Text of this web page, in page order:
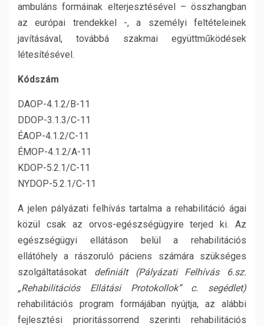
ambuláns formáinak elterjesztésével – összhangban
az európai trendekkel -, a személyi feltételeinek
javításával, továbbá szakmai együttműködések
létesítésével.
Kódszám
DAOP-4.1.2/B-11
DDOP-3.1.3/C-11
ÉAOP-4.1.2/C-11
ÉMOP-4.1.2/A-11
KDOP-5.2.1/C-11
NYDOP-5.2.1/C-11
A jelen pályázati felhívás tartalma a rehabilitáció ágai
közül csak az orvos-egészségügyire terjed ki. Az
egészségügyi ellátáson belül a rehabilitációs
ellátóhely a rászoruló páciens számára szükséges
szolgáltatásokat definiált (Pályázati Felhívás 6.sz.
„Rehabilitációs Ellátási Protokollok” c. segédlet)
rehabilitációs program formájában nyújtja, az alábbi
fejlesztési prioritássorrend szerinti rehabilitációs